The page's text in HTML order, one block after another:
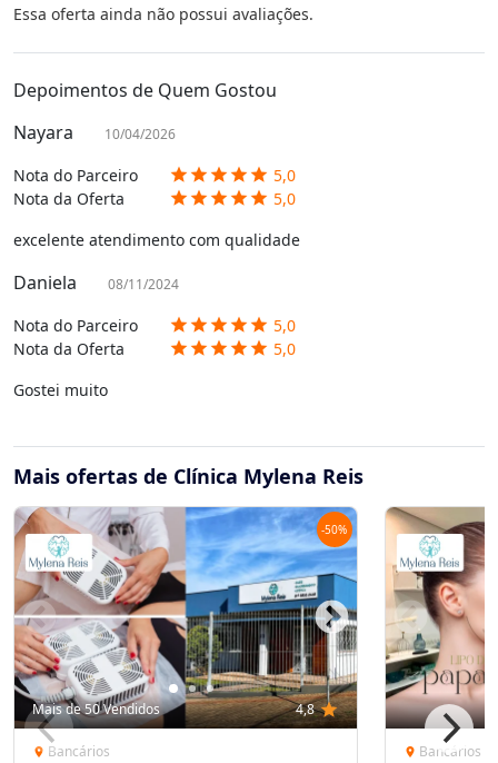
Essa oferta ainda não possui avaliações.
Depoimentos de Quem Gostou
Nayara
10/04/2026
Nota do Parceiro star star star star star 5,0
Nota da Oferta
star star star star star 5,0
excelente atendimento com qualidade
Daniela 08/11/2024
Nota do Parceiro star star star star star 5,0
Nota da Oferta
star star star star star 5,0
Gostei muito
Mais ofertas de Clínica Mylena Reis
-50%
Mais de 50 Vendidos 4,8 star
location_on Bancários location_on Bancários